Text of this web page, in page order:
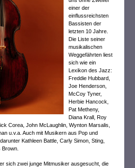
einer der
einflussreichsten
Bassisten der
letzten 10 Jahre.
Die Liste seiner
musikalischen
Weggefährten liest
sich wie ein
Lexikon des Jazz:
Freddie Hubbard,
Joe Henderson,
McCoy Tyner,
Herbie Hancock,
Pat Metheny,
Diana Krall, Roy
Corea, John McLaughlin, Wynton Marsalis,
u.v.a. Auch mit Musikern aus Pop und
Kathleen Battle, Carly Simon, Sting,
sich zwei junge Mitmusiker ausgesucht, die